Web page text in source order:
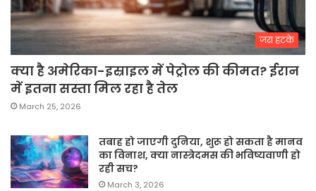
जरा हटके
क्या है अमेरिका-इस्राइल में पेट्रोल की कीमत? ईरान
में इतना सस्ता मिल रहा है तेल
March 25, 2026
तबाह हो जाएगी दुनिया, शुरू हो सकता है मानव
का विनाश, क्या नास्त्रेदमस की भविष्यवाणी हो
रही सच?
March 3, 2026